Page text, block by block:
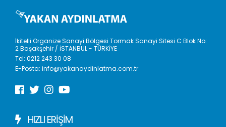
İkitelli Organize Sanayi Bölgesi Tormak Sanayi Sitesi C Blok No:
2 Başakşehir / İSTANBUL - TÜRKİYE
Tel:0212 243 30 08
E-Posta:info@yakanaydinlatma.com.tr
HIZLI ERIŞIM